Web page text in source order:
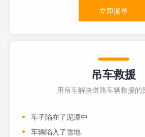
立即派单
吊车救援
用吊车解决道路车辆救援的
车子陷在了泥潭中
车辆陷入了雪地